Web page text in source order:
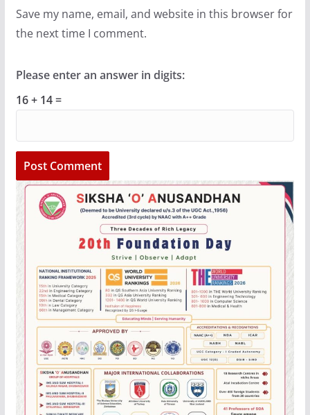
Save my name, email, and website in this browser for
the next time I comment.
Please enter an answer in digits:
16 + 14 =